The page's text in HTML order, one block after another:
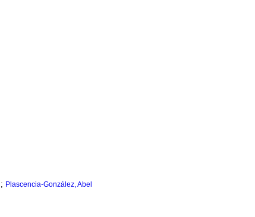
; Plascencia-González, Abel